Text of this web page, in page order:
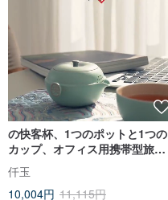
の快客杯、1つのポットと1つの
カップ、オフィス用携帯型旅行
茶具、1人用の功夫茶具、平安ポ
ット
仟玉
10,004円 11,115円